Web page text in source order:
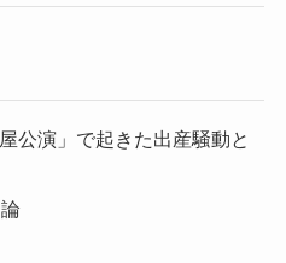
公演」で起きた出産騒動と